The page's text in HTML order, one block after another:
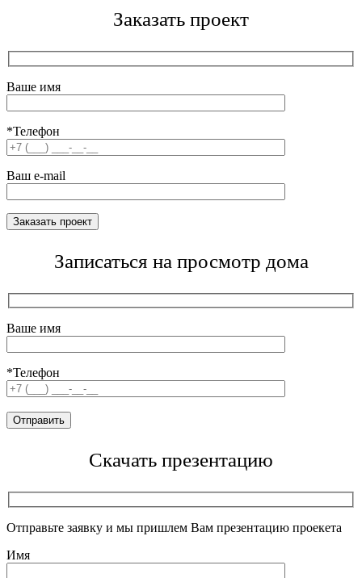
Заказать проект
Ваше имя
*Телефон
Ваш e-mail
Записаться на просмотр дома
Ваше имя
*Телефон
Скачать презентацию
Отправьте заявку и мы пришлем Вам презентацию проекета
Имя